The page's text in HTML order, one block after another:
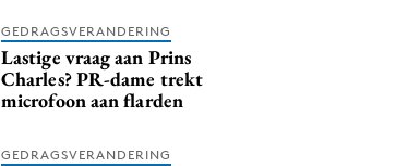
GEDRAGSVERANDERING
Lastige vraag aan Prins
Charles? PR-dame trekt
microfoon aan flarden
GEDRAGSVERANDERING